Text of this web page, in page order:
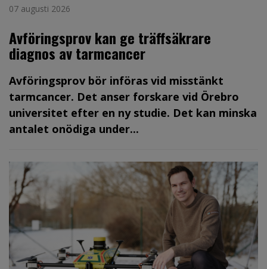
07 augusti 2026
Avföringsprov kan ge träffsäkrare
diagnos av tarmcancer
Avföringsprov bör införas vid misstänkt
tarmcancer. Det anser forskare vid Örebro
universitet efter en ny studie. Det kan minska
antalet onödiga under...